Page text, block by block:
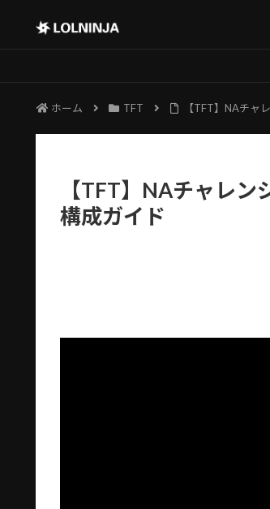
ホーム TFT 【TFT】NAチャ
【TFT】NAチャレ
構成ガイド